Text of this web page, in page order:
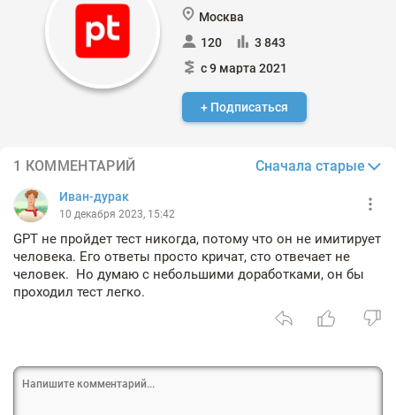
Москва
120
3 843
с 9 марта 2021
+ Подписаться
1 КОММЕНТАРИЙ Сначала старые
Иван-дурак
10 декабря 2023, 15:42
GPT не пройдет тест никогда, потому что он не имитирует
человека. Его ответы просто кричат, сто отвечает не
человек. Но думаю с небольшими доработками, он бы
проходил тест легко.